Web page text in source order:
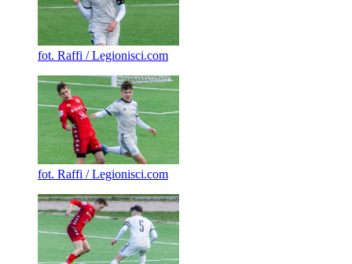
fot. Raffi / Legionisci.com
fot. Raffi / Legionisci.com